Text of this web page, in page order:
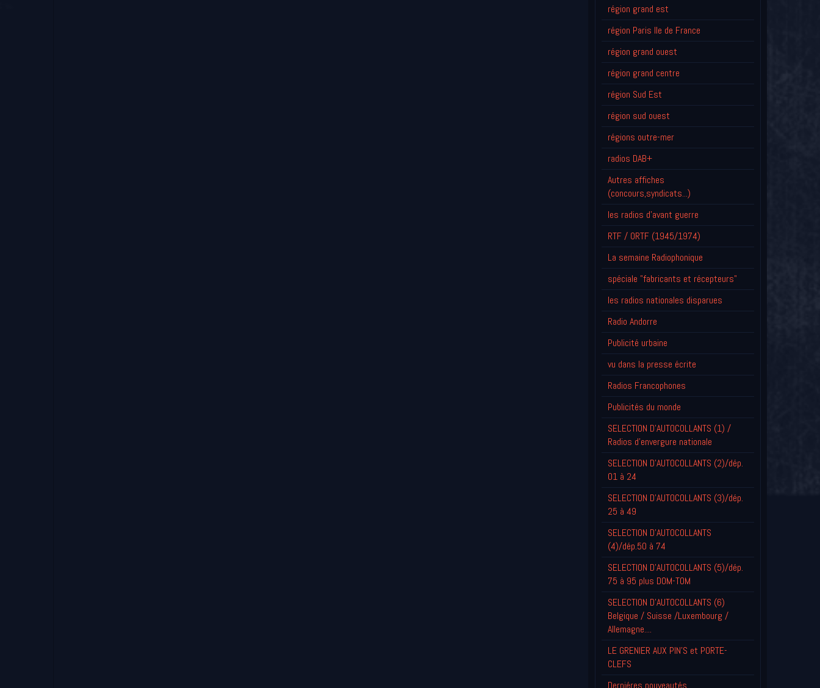
région grand est
région Paris Ile de France
région grand ouest
région grand centre
région Sud Est
région sud ouest
régions outre-mer
radios DAB+
Autres affiches
(concours,syndicats...)
les radios d'avant guerre
RTF / ORTF (1945/1974)
La semaine Radiophonique
spéciale "fabricants et récepteurs"
les radios nationales disparues
Radio Andorre
Publicité urbaine
vu dans la presse écrite
Radios Francophones
Publicités du monde
SELECTION D'AUTOCOLLANTS (1) /
Radios d'envergure nationale
SELECTION D'AUTOCOLLANTS (2)/dép.
01 à 24
SELECTION D'AUTOCOLLANTS (3)/dép.
25 à 49
SELECTION D'AUTOCOLLANTS
(4)/dép.50 à 74
SELECTION D'AUTOCOLLANTS (5)/dép.
75 à 95 plus DOM-TOM
SELECTION D'AUTOCOLLANTS (6)
Belgique / Suisse /Luxembourg /
Allemagne....
LE GRENIER AUX PIN'S et PORTE-
CLEFS
Derniéres nouveautés